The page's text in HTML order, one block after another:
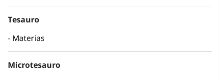
Tesauro
Materias
Microtesauro